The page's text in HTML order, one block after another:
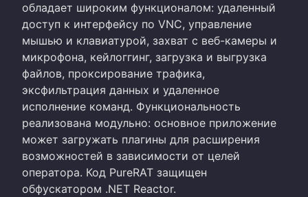
обладает широким функционалом: удаленный
доступ к интерфейсу по VNC, управление
мышью и клавиатурой, захват с веб-камеры и
микрофона, кейлоггинг, загрузка и выгрузка
файлов, проксирование трафика,
эксфильтрация данных и удаленное
исполнение команд. Функциональность
реализована модульно: основное приложение
может загружать плагины для расширения
возможностей в зависимости от целей
оператора. Код PureRAT защищен
обфускатором .NET Reactor.